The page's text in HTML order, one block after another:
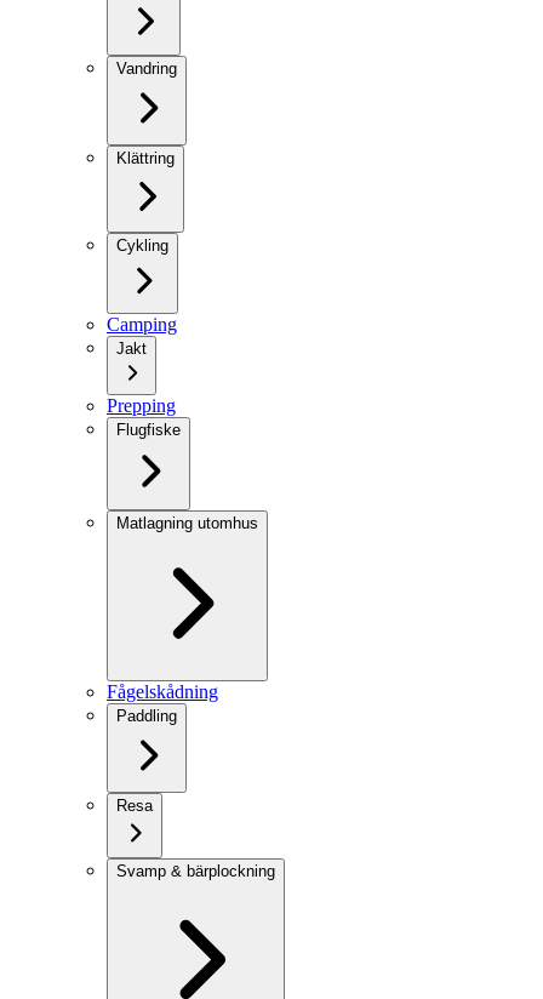
Vandring
Klättring
Cykling
Camping
Jakt
Prepping
Flugfiske
Matlagning utomhus
Fågelskådning
Paddling
Resa
Svamp & bärplockning